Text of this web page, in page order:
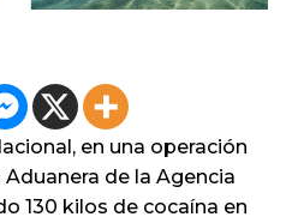
en una operación
de la Agencia
130 kilos de cocaína en